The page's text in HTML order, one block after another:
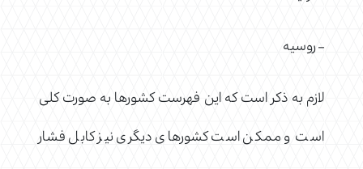
– روسیه
لازم به ذکر است که این فهرست کشورها به صورت کلی
است و ممکن است کشورهای دیگری نیز کابل فشار